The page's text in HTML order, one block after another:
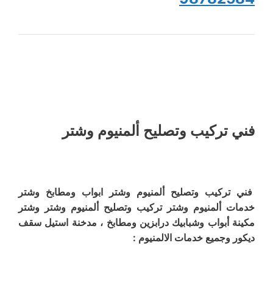
فني تركيب وتصليح ألمنيوم وشتر
فني تركيب وتصليح ألمنيوم وشتر ابواب ومطابخ وشتر
خدمات ألمنيوم وشتر تركيب وتصليح ألمنيوم وشتر وشتر
مكينة أبواب وشبابيك درابزين ومطابخ ، مدخنة استيل سقف
ديكور وجميع خدمات الالمنيوم :